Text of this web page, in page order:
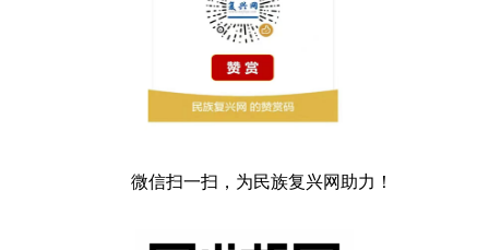
微信扫一扫，为民族复兴网助力！